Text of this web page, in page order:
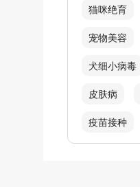
猫咪绝育
宠物美容
犬细小病毒
皮肤病
疫苗接种